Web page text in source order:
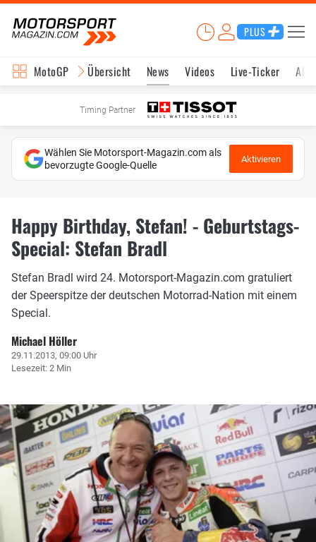
PLUS
MotoGP Übersicht News Videos Live-Ticker
Timing Partner
Wählen Sie Motorsport-Magazin.com als
bevorzugte Google-Quelle
Aktivieren
Happy Birthday, Stefan! - Geburtstags-
Special: Stefan Bradl
Stefan Bradl wird 24. Motorsport-Magazin.com gratuliert
der Speerspitze der deutschen Motorrad-Nation mit einem
Special.
Michael Höller
29.11.2013, 09:00 Uhr
Lesezeit: 2 Min